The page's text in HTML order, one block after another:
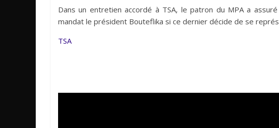
Dans un entretien accordé à TSA, le patron du MPA a
mandat le président Bouteflika si ce dernier décide de se
TSA